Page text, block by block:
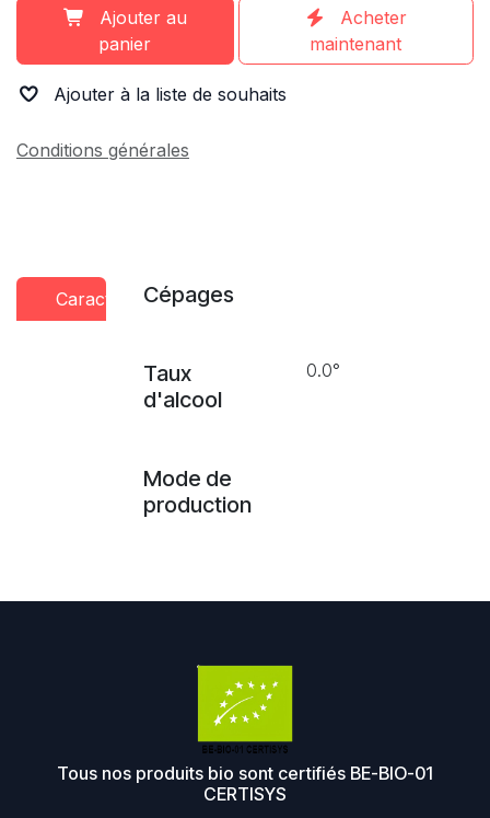
Ajouter au
panier
Acheter
maintenant
Ajouter à la liste de souhaits
Conditions générales
CaractéristiquesCépages
Taux
d'alcool
0.0°
Mode de
production
Tous nos produits bio sont certifiés BE-BIO-01
CERTISYS